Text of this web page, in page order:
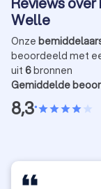
Welle
Onze
beoordeeld met
uit 6bronnen
Gemiddelde
8,3•starstarstarstarstar